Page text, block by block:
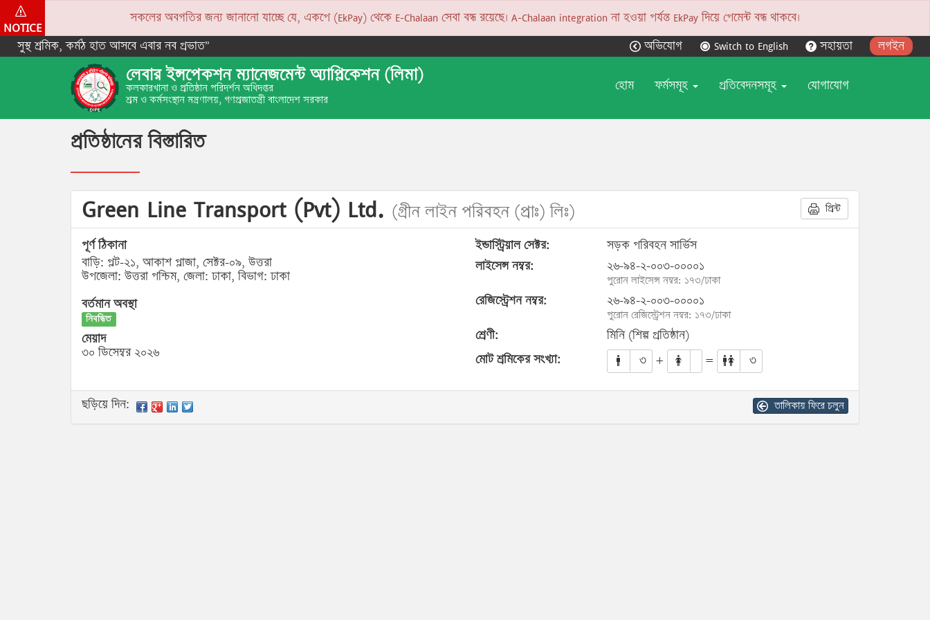
NOTICE
সকলের অবগতির জন্য জানানো যাচ্ছে যে, একপে (EkPay) থেকে E-Chalaan সেবা বন্ধ রয়েছে। A-Chalaan integration না হওয়া পর্যন্ত EkPay দিয়ে পেমেন্ট বন্ধ থাকবে।
সুস্থ শ্রমিক, কর্মঠ হাত আসবে এবার নব প্রভাত”
অভিযোগ Switch to English সহায়তা লগইন
লেবার ইন্সপেকশন ম্যানেজমেন্ট অ্যাপ্লিকেশন (লিমা)
কলকারখানা ও প্রতিষ্ঠান পরিদর্শন অধিদপ্তর
শ্রম ও কর্মসংস্থান মন্ত্রণালয়, গণপ্রজাতন্ত্রী বাংলাদেশ সরকার
হোম ফর্মসমূহ প্রতিবেদনসমূহ যোগাযোগ
প্রতিষ্ঠানের বিস্তারিত
Green Line Transport (Pvt) Ltd. (গ্রীন লাইন পরিবহন (প্রাঃ) লিঃ) প্রিন্ট
পূর্ণ ঠিকানা
বাড়ি: প্লট-২১, আকাশ প্লাজা, সেক্টর-০৯, উত্তরা
উপজেলা: উত্তরা পশ্চিম, জেলা: ঢাকা, বিভাগ: ঢাকা
বর্তমান অবস্থা
নিবন্ধিত
মেয়াদ
৩০ ডিসেম্বর ২০২৬
ইন্ডাস্ট্রিয়াল সেক্টর:
সড়ক পরিবহন সার্ভিস
লাইসেন্স নম্বর:
২৬-৯৪-২-০০৩-০০০০১
পুরোন লাইসেন্স নম্বর: ১৭৩/ঢাকা
রেজিস্ট্রেশন নম্বর: ২৬-৯৪-২-০০৩-০০০০১
পুরোন রেজিস্ট্রেশন নম্বর: ১৭৩/ঢাকা
শ্রেণী:
মিনি (শিল্প প্রতিষ্ঠান)
মোট শ্রমিকের সংখ্যা:
৩ + = ৩
ছড়িয়ে দিন: তালিকায় ফিরে চলুন